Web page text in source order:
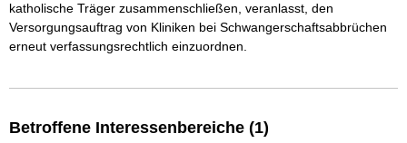
katholische Träger zusammenschließen, veranlasst, den
Versorgungsauftrag von Kliniken bei Schwangerschaftsabbrüchen
erneut verfassungsrechtlich einzuordnen.
Betroffene Interessenbereiche (1)